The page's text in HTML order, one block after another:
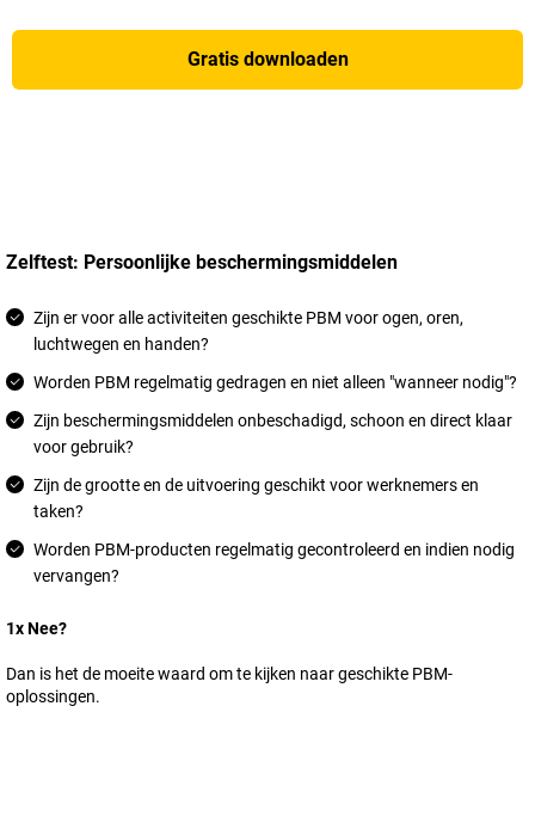
Gratis downloaden
Zelftest: Persoonlijke beschermingsmiddelen
Zijn er voor alle activiteiten geschikte PBM voor ogen, oren,
luchtwegen en handen?
Worden PBM regelmatig gedragen en niet alleen "wanneer nodig"?
Zijn beschermingsmiddelen onbeschadigd, schoon en direct klaar
voor gebruik?
Zijn de grootte en de uitvoering geschikt voor werknemers en
taken?
Worden PBM-producten regelmatig gecontroleerd en indien nodig
vervangen?
1x Nee?
Dan is het de moeite waard om te kijken naar geschikte PBM-
oplossingen.